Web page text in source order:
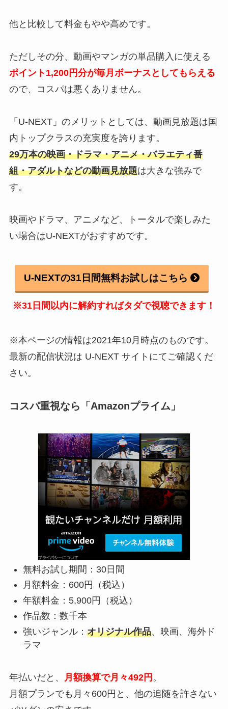
他と比較して料金もやや高めです。
ただしその分、動画やマンガの単品購入に使える
ポイント1,200円分が毎月ボーナスとしてもらえる
ので、コスパは悪くありません。
「U-NEXT」のメリットとしては、動画見放題は国
内トップクラスの充実度を誇ります。
29万本の映画・ドラマ・アニメ・バラエティ番
組・アダルトなどの動画見放題は大きな強みで
す。
映画やドラマ、アニメなど、トータルで楽しみた
い場合はU-NEXTがおすすめです。
U-NEXTの31日間無料お試しはこちら
※31日間以内に解約すればタダで視聴できます！
※本ページの情報は2021年10月時点のものです。
最新の配信状況は U-NEXT サイトにてご確認くだ
さい。
コスパ重視なら「Amazonプライム」
無料お試し期間：30日間
月額料金：600円（税込）
年額料金：5,900円（税込）
作品数：数千本
強いジャンル： オリジナル作品、映画、海外ド
ラマ
年払いだと、 月額換算で月々492円 。
月額プランでも月々600円と、他の追随を許さない